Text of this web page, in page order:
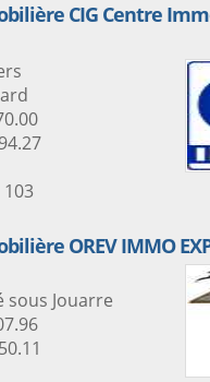
CIG Centre
103
OREV IMMO
sous Jouarre